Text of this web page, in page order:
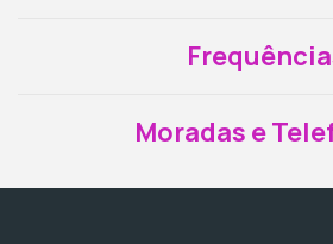
Moradas e